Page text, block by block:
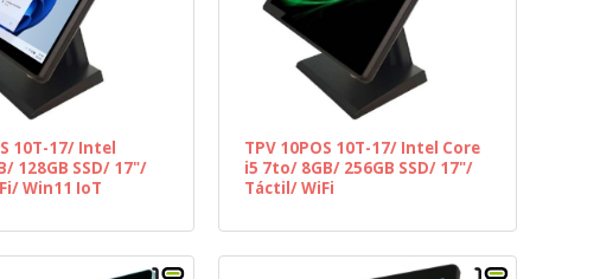
10T-17/ Intel
128GB SSD/ 17"/
Win11 IoT
TPV 10POS 10T-17/ Intel Core
i5 7to/ 8GB/ 256GB SSD/ 17"/
Táctil/ WiFi